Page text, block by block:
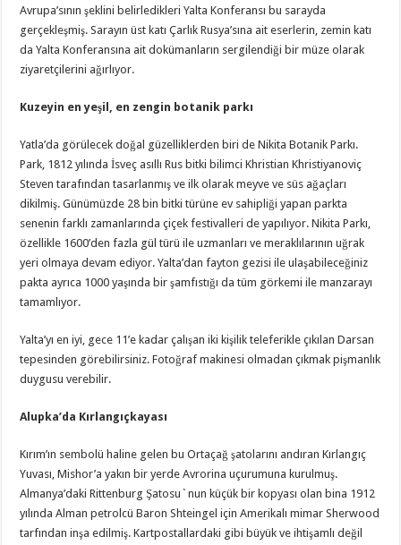
Avrupa’sının şeklini belirledikleri Yalta Konferansı bu sarayda
gerçekleşmiş. Sarayın üst katı Çarlık Rusya’sına ait eserlerin, zemin katı
da Yalta Konferansına ait dokümanların sergilendiği bir müze olarak
ziyaretçilerini ağırlıyor.
Kuzeyin en yeşil, en zengin botanik parkı
Yatla’da görülecek doğal güzelliklerden biri de Nikita Botanik Parkı.
Park, 1812 yılında İsveç asıllı Rus bitki bilimci Khristian Khristiyanoviç
Steven tarafından tasarlanmış ve ilk olarak meyve ve süs ağaçları
dikilmiş. Günümüzde 28 bin bitki türüne ev sahipliği yapan parkta
senenin farklı zamanlarında çiçek festivalleri de yapılıyor. Nikita Parkı,
özellikle 1600’den fazla gül türü ile uzmanları ve meraklılarının uğrak
yeri olmaya devam ediyor. Yalta’dan fayton gezisi ile ulaşabileceğiniz
pakta ayrıca 1000 yaşında bir şamfıstığı da tüm görkemi ile manzarayı
tamamlıyor.
Yalta’yı en iyi, gece 11’e kadar çalışan iki kişilik teleferikle çıkılan Darsan
tepesinden görebilirsiniz. Fotoğraf makinesi olmadan çıkmak pişmanlık
duygusu verebilir.
Alupka’da Kırlangıçkayası
Kırım’ın sembolü haline gelen bu Ortaçağ şatolarını andıran Kırlangıç
Yuvası, Mishor’a yakın bir yerde Avrorina uçurumuna kurulmuş.
Almanya’daki Rittenburg Şatosu`nun küçük bir kopyası olan bina 1912
yılında Alman petrolcü Baron Shteingel için Amerikalı mimar Sherwood
tarfından inşa edilmiş. Kartpostallardaki gibi büyük ve ihtişamlı değil